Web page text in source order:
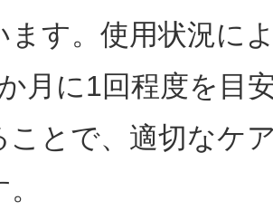
ます。使用状況に
月に1回程度を目
ことで、適切なケ